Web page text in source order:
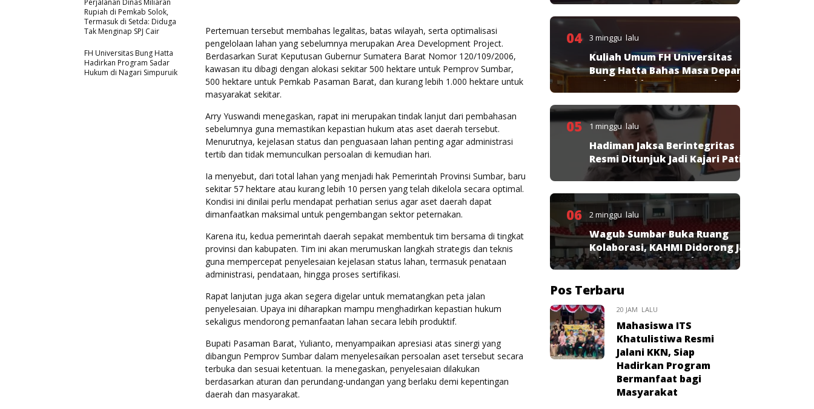
Pertemuan tersebut membahas legalitas, batas wilayah, serta optimalisasi
pengelolaan lahan yang sebelumnya merupakan Area Development Project.
Berdasarkan Surat Keputusan Gubernur Sumatera Barat Nomor 120/109/2006,
kawasan itu dibagi dengan alokasi sekitar 500 hektare untuk Pemprov Sumbar,
500 hektare untuk Pemkab Pasaman Barat, dan kurang lebih 1.000 hektare untuk
masyarakat sekitar.
Arry Yuswandi menegaskan, rapat ini merupakan tindak lanjut dari pembahasan
sebelumnya guna memastikan kepastian hukum atas aset daerah tersebut.
Menurutnya, kejelasan status dan penguasaan lahan penting agar administrasi
tertib dan tidak memunculkan persoalan di kemudian hari.
Ia menyebut, dari total lahan yang menjadi hak Pemerintah Provinsi Sumbar, baru
sekitar 57 hektare atau kurang lebih 10 persen yang telah dikelola secara optimal.
Kondisi ini dinilai perlu mendapat perhatian serius agar aset daerah dapat
dimanfaatkan maksimal untuk pengembangan sektor peternakan.
Karena itu, kedua pemerintah daerah sepakat membentuk tim bersama di tingkat
provinsi dan kabupaten. Tim ini akan merumuskan langkah strategis dan teknis
guna mempercepat penyelesaian kejelasan status lahan, termasuk penataan
administrasi, pendataan, hingga proses sertifikasi.
Rapat lanjutan juga akan segera digelar untuk mematangkan peta jalan
penyelesaian. Upaya ini diharapkan mampu menghadirkan kepastian hukum
sekaligus mendorong pemanfaatan lahan secara lebih produktif.
Bupati Pasaman Barat, Yulianto, menyampaikan apresiasi atas sinergi yang
dibangun Pemprov Sumbar dalam menyelesaikan persoalan aset tersebut secara
terbuka dan sesuai ketentuan. Ia menegaskan, penyelesaian dilakukan
berdasarkan aturan dan perundang-undangan yang berlaku demi kepentingan
daerah dan masyarakat.
Rupiah di Pemkab Solok,
Termasuk di Setda: Diduga
Tak Menginap SPJ Cair
FH Universitas Bung Hatta
Hadirkan Program Sadar
Hukum di Nagari Simpuruik
04 3 minggu lalu
Kuliah Umum FH Universitas
Bung Hatta Bahas Masa Depan
Hukum Pidana KUHP Nasional
05 1 minggu lalu
Hadiman Jaksa Berintegritas
Resmi Ditunjuk Jadi Kajari Pati
06 2 minggu lalu
Wagub Sumbar Buka Ruang
Kolaborasi, KAHMI Didorong Jadi
Mitra Strategis Pembangunan
Pos Terbaru
20 JAM LALU
Mahasiswa ITS
Khatulistiwa Resmi
Jalani KKN, Siap
Hadirkan Program
Bermanfaat bagi
Masyarakat